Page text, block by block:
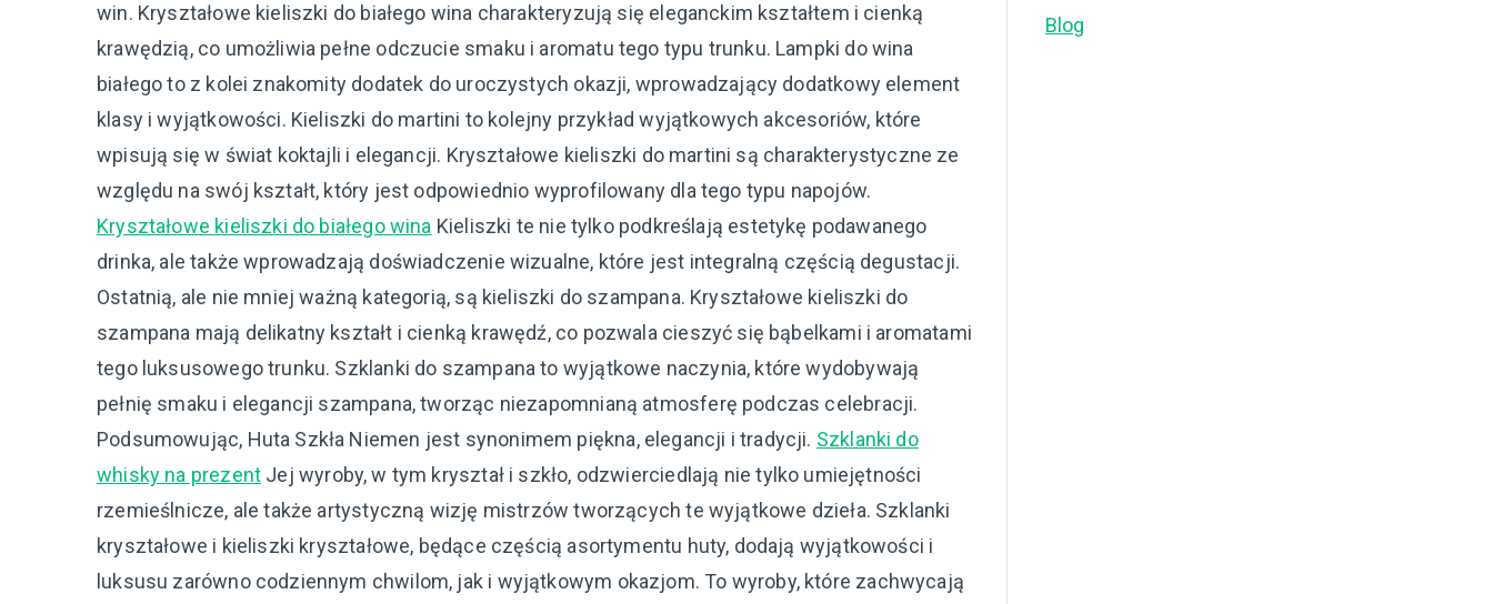
win. Kryształowe kieliszki do białego wina charakteryzują się eleganckim kształtem i cienką
krawędzią, co umożliwia pełne odczucie smaku i aromatu tego typu trunku. Lampki do wina
białego to z kolei znakomity dodatek do uroczystych okazji, wprowadzający dodatkowy element
klasy i wyjątkowości. Kieliszki do martini to kolejny przykład wyjątkowych akcesoriów, które
wpisują się w świat koktajli i elegancji. Kryształowe kieliszki do martini są charakterystyczne ze
względu na swój kształt, który jest odpowiednio wyprofilowany dla tego typu napojów.
Kryształowe kieliszki do białego wina Kieliszki te nie tylko podkreślają estetykę podawanego
drinka, ale także wprowadzają doświadczenie wizualne, które jest integralną częścią degustacji.
Ostatnią, ale nie mniej ważną kategorią, są kieliszki do szampana. Kryształowe kieliszki do
szampana mają delikatny kształt i cienką krawędź, co pozwala cieszyć się bąbelkami i aromatami
tego luksusowego trunku. Szklanki do szampana to wyjątkowe naczynia, które wydobywają
pełnię smaku i elegancji szampana, tworząc niezapomnianą atmosferę podczas celebracji.
Podsumowując, Huta Szkła Niemen jest synonimem piękna, elegancji i tradycji. Szklanki do
whisky na prezent Jej wyroby, w tym kryształ i szkło, odzwierciedlają nie tylko umiejętności
rzemieślnicze, ale także artystyczną wizję mistrzów tworzących te wyjątkowe dzieła. Szklanki
kryształowe i kieliszki kryształowe, będące częścią asortymentu huty, dodają wyjątkowości i
luksusu zarówno codziennym chwilom, jak i wyjątkowym okazjom. To wyroby, które zachwycają
Blog